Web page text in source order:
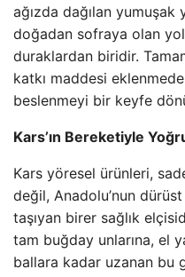
ağızda dağılan yumuşak
doğadan sofraya olan
duraklardan biridir.
katkı maddesi
beslenmeyi bir keyfe
Kars’ın Bereketiyle
Kars yöresel ürünleri,
değil, Anadolu’nun
taşıyan birer sağlık
tam buğday unlarına, el
ballara kadar uzanan bu